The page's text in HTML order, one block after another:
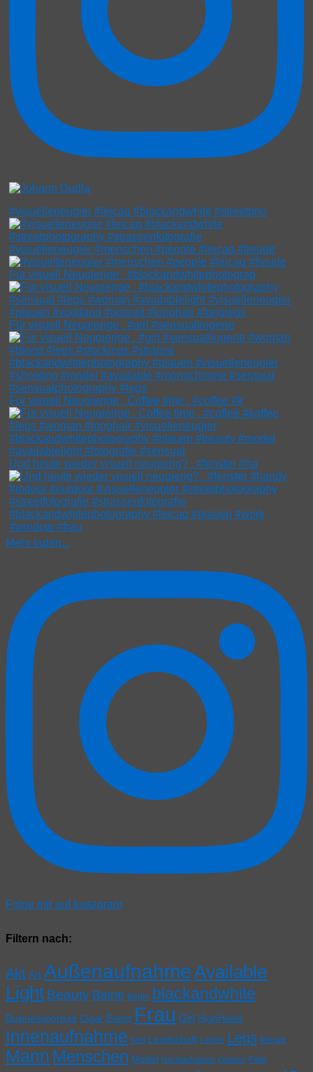
#visuelleneugier #leicaq #blackandwhite #streetpho
#visuelleneugier #menschen #people #leicaq #freude
Für visuell Neugierige . #blackandwhitephotograp
Für visuell Neugierige . #girl #sensuallingerie
Für visuell Neugierige . Coffee time . #coffee #k
Und heute wieder visuell neugierig? . #fenster #ha
Mehr laden...
Folge mir auf Instagram
Filtern nach:
Akt Art AußenaufnahmeAvailable
Light Beauty Beine Berlin blackandwhite
Businessportrait Cigar Event Frau Girl HighHeels
Innenaufnahme Kind Landschaft Leben Legs leicaq
Mann Menschen Model Nachtaufnahme Outdoor Paar